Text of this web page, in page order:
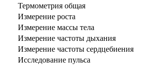
Термометрия общая
Измерение роста
Измерение массы тела
Измерение частоты дыхания
Измерение частоты сердцебиения
Исследование пульса